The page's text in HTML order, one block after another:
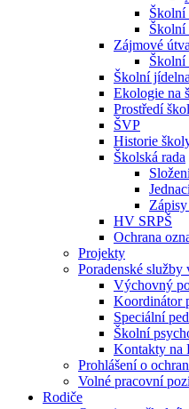
Školní
Školní
Zájmové
Školní
Školní jídelna
Ekologie na
Prostředí
ŠVP
Historie
Školská rada
HV SRPŠ
Ochrana
Projekty
Poradenské služby
Výchovný
Koordinátor
Speciální
Školní
Kontakty na
Prohlášení o
Volné pracovní
Rodiče